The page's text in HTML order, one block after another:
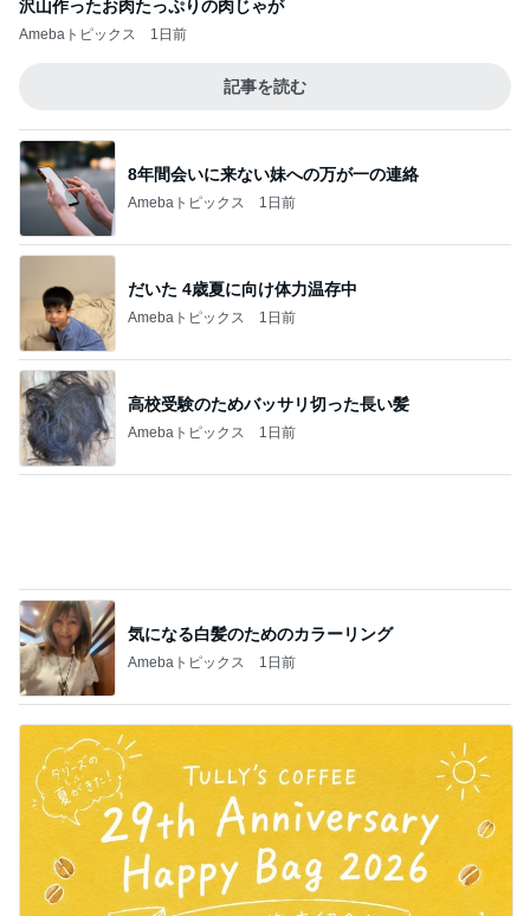
Amebaトピックス 1日前
だいた 4歳夏に向け体力温存中
Amebaトピックス 1日前
高校受験のためバッサリ切った長い髪
Amebaトピックス 1日前
気になる白髪のためのカラーリング
Amebaトピックス 1日前
販売場所で内容が違うハッピーバッグ
Amebaトピックス 18時間前
記事を読む